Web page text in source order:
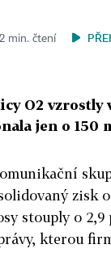
min. čtení
O2
jen o 150
zisk
stouply o
kterou